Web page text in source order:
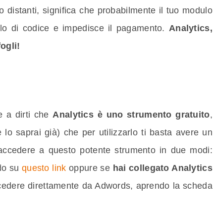
distanti, significa che probabilmente il tuo modulo
di codice e impedisce il pagamento. Analytics,
a dirti che Analytics è uno strumento gratuito,
lo saprai già) che per utilizzarlo ti basta avere un
a questo potente strumento in due modi:
su questo link oppure se hai collegato Analytics
direttamente da Adwords, aprendo la scheda